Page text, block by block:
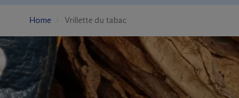
Home Vrillette du tabac